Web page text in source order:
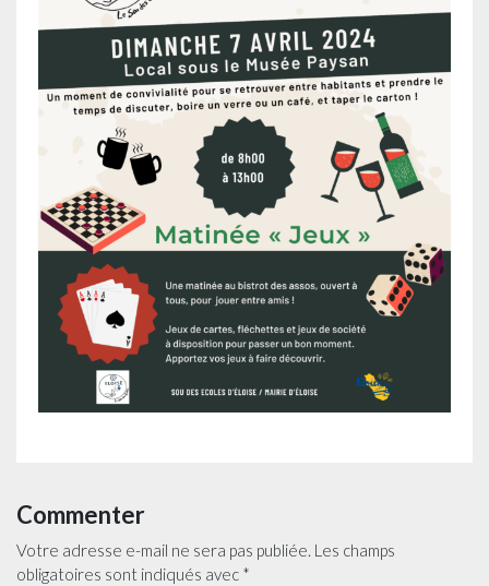
Commenter
Votre adresse e-mail ne sera pas publiée. Les champs
obligatoires sont indiqués avec *